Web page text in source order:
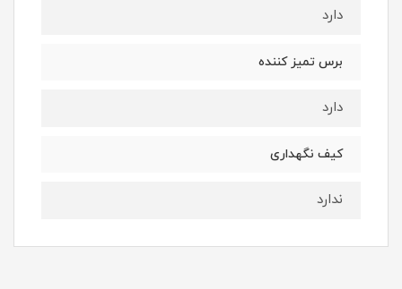
دارد
برس تمیز کننده
دارد
کیف نگهداری
ندارد